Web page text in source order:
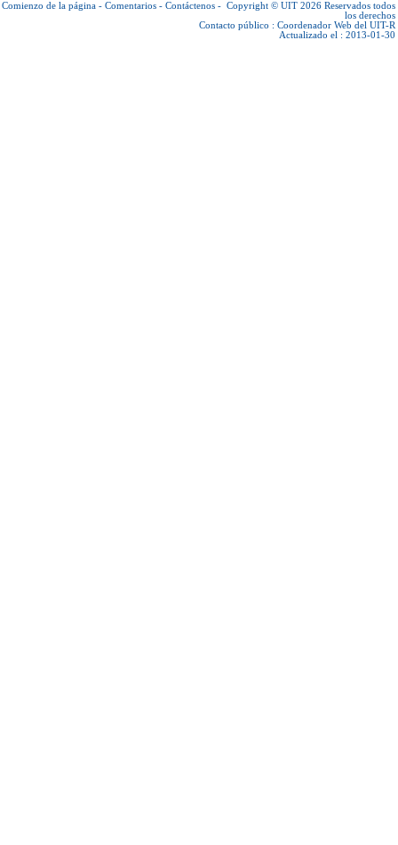
Comienzo de la página - Comentarios - Contáctenos - Copyright © UIT 2026 Reservados todos
los derechos
Contacto público : Coordenador Web del UIT-R
Actualizado el : 2013-01-30